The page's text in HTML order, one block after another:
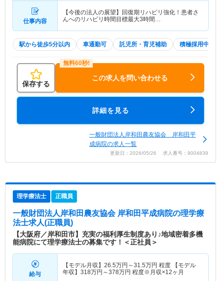
仕事内容
【今後の法人の展望】回復期リハビリ強化！患者さ
んへのリハビリ時間目標最大3時間…
駅から徒歩5分以内 車通勤可 託児所・育児補助 積極採用中
保存する
この求人を問い合わせる
詳細を見る
一般財団法人岸和田農友協会 岸和田平
成病院の求人一覧
更新日：2026/05/26 求人番号：9004839
理学療法士 正職員
一般財団法人岸和田農友協会 岸和田平成病院の理学療
法士求人(正職員)
【大阪府／岸和田市】充実の福利厚生制度あり♪地域密着多機
能病院にて理学療法士の募集です！＜正社員＞
給与
【モデル月収】 26.5万円～31.5万円 程度 【モデル
年収】 318万円～378万円 程度※月収×12ヶ月